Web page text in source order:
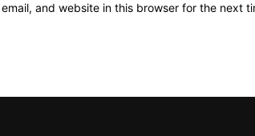
and website in this browser for the next